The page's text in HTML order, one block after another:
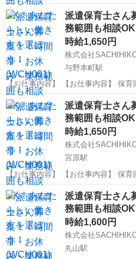
サポート(散歩、手遊び、読み聞かせ
睡チェック ・清掃、消毒等の衛生管理 ◆保育補助とは… ・遊び
守り ・園児の身の回り...
埼玉 さいたま市 保育士
派遣保育士さん
務範囲も相談
時給1,650円
株式会社
与野本町駅
【お仕事内容】 【お仕事内容】 保
サポート(散歩、手遊び、読み聞かせ
睡チェック ・清掃、消毒等の衛生管理 ◆保育補助とは… ・遊び
守り ・園児の身の回り...
埼玉 さいたま市 与野本町駅
派遣保育士さん
務範囲も相談
時給1,650円
株式会社
宮原駅
【お仕事内容】 【お仕事内容】 保
サポート(散歩、手遊び、読み聞かせ
睡チェック ・清掃、消毒等の衛生管理 ◆保育補助とは… ・遊び
守り ・園児の身の回り...
埼玉 さいたま市 宮原駅
派遣保育士さん
務範囲も相談
時給1,600円
株式会社
丸山駅